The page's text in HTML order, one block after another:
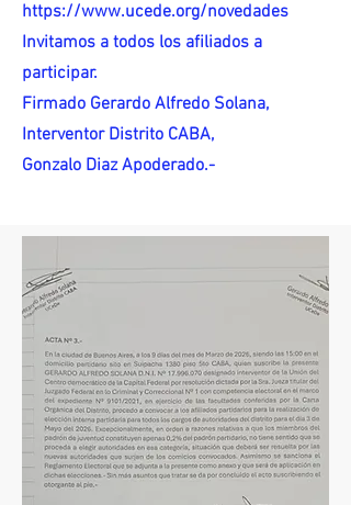
https://www.ucede.org/novedades
Invitamos a todos los afiliados a
participar.
Firmado Gerardo Alfredo Solana,
Interventor Distrito CABA,
Gonzalo Diaz Apoderado.-